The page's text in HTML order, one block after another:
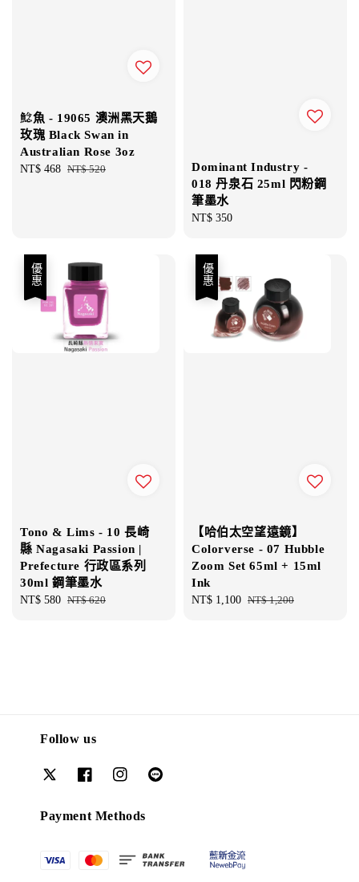
鯰魚 - 19065 澳洲黑天鵝
玫瑰 Black Swan in
Australian Rose 3oz
Sale
NT$ 468 Regular
NT$ 520
Dominant Industry -
018 丹泉石 25ml 閃粉鋼
筆墨水
Regular
NT$ 350
優惠
Tono & Lims - 10 長崎
縣 Nagasaki Passion |
Prefecture 行政區系列
30ml 鋼筆墨水
Sale
NT$ 580 Regular
NT$ 620
優惠
【哈伯太空望遠鏡】
Colorverse - 07 Hubble
Zoom Set 65ml + 15ml
Ink
Sale
NT$ 1,100 Regular
NT$ 1,200
Follow us
Payment Methods